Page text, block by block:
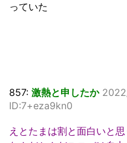
っていた
857: 激熱と申したか
ID:7+eza9kn0
えとたまは割と面白いと